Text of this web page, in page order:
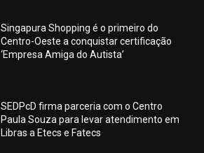
Singapura Shopping é o primeiro do
Centro-Oeste a conquistar certificação
‘Empresa Amiga do Autista’
SEDPcD firma parceria com o Centro
Paula Souza para levar atendimento em
Libras a Etecs e Fatecs